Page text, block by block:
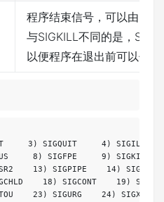
程序结束信号，可以由 kill
与SIGKILL不同的是，
以便程序在退出前可以保
3) SIGQUIT     4) SIGILL
8) SIGFPE     9) SIGKILL
13) SIGPIPE    14) SIGALRM
18) SIGCONT    19)
23) SIGURG    24) SIGXCPU